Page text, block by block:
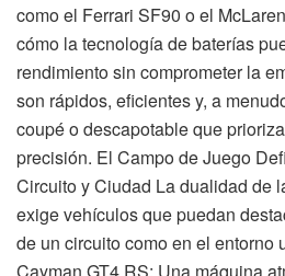
como el Ferrari SF90 o el
cómo la tecnología de baterías
rendimiento sin comprometer la
son rápidos, eficientes y, a
coupé o descapotable que
precisión. El Campo de Juego
Circuito y Ciudad La dualidad de
exige vehículos que puedan
de un circuito como en el entorno
Cayman GT4 RS: Una máquina